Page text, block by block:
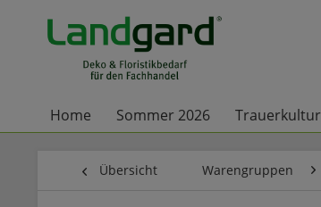
Home Sommer 2026 Trauerkultur
Übersicht Warengruppen